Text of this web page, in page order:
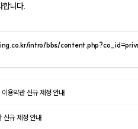
합니다.
intro/bbs/
용약관 신규 제정 안내
신규 제정 안내